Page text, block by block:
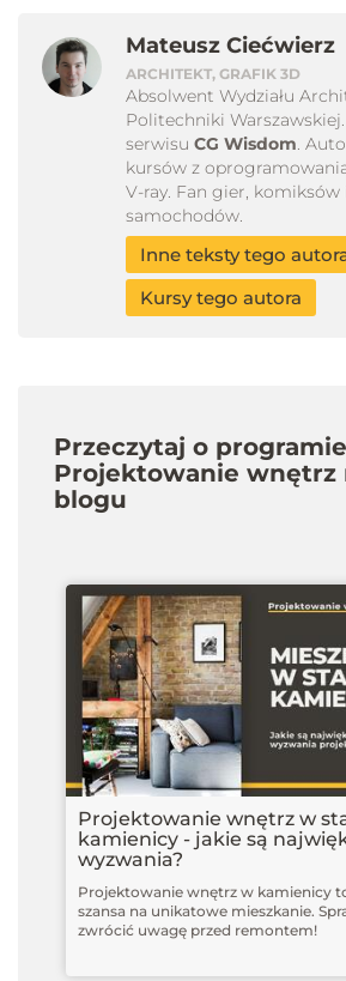
Mateusz Ciećwierz
ARCHITEKT, GRAFIK 3D
Absolwent Wydziału
Politechniki Warszawskiej.
serwisu CG Wisdom.
kursów z
V-ray. Fan gier, komiksów
samochodów.
Inne teksty tego
Kursy tego autora
Przeczytaj o programie
Projektowanie wnętrz
blogu
Projektowanie wnętrz w
kamienicy - jakie są
wyzwania?
Projektowanie wnętrz w kamienicy
szansa na unikatowe mieszkanie.
zwrócić uwagę przed remontem!